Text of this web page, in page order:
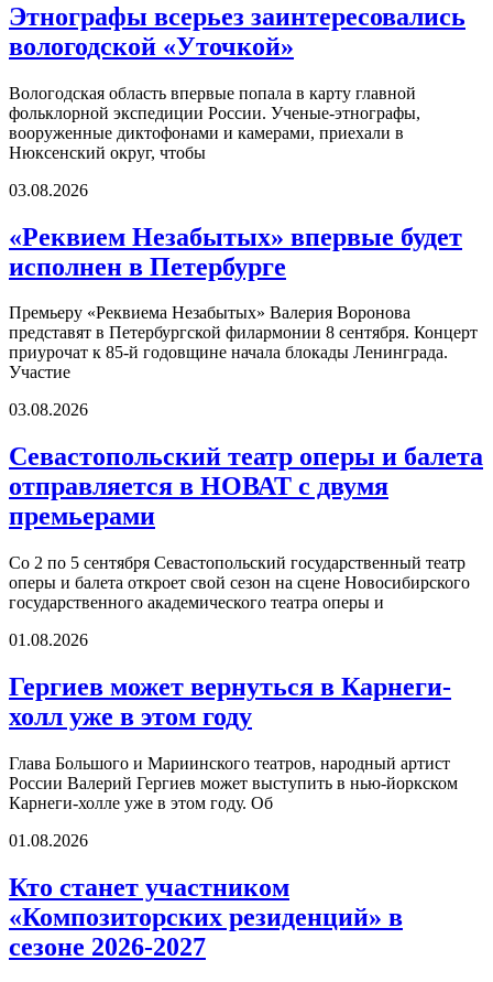
Этнографы всерьез заинтересовались
вологодской «Уточкой»
Вологодская область впервые попала в карту главной
фольклорной экспедиции России. Ученые-этнографы,
вооруженные диктофонами и камерами, приехали в
Нюксенский округ, чтобы
03.08.2026
«Реквием Незабытых» впервые будет
исполнен в Петербурге
Премьеру «Реквиема Незабытых» Валерия Воронова
представят в Петербургской филармонии 8 сентября. Концерт
приурочат к 85-й годовщине начала блокады Ленинграда.
Участие
03.08.2026
Севастопольский театр оперы и балета
отправляется в НОВАТ с двумя
премьерами
Со 2 по 5 сентября Севастопольский государственный театр
оперы и балета откроет свой сезон на сцене Новосибирского
государственного академического театра оперы и
01.08.2026
Гергиев может вернуться в Карнеги-
холл уже в этом году
Глава Большого и Мариинского театров, народный артист
России Валерий Гергиев может выступить в нью-йоркском
Карнеги-холле уже в этом году. Об
01.08.2026
Кто станет участником
«Композиторских резиденций» в
сезоне 2026-2027